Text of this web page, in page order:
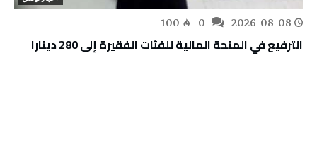
2026-08-08
100
الترفيع في المنحة المالية للفئات الفقيرة إلى 280 دينارا